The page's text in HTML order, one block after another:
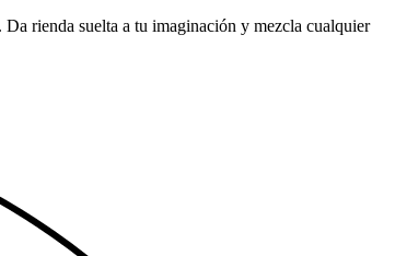
rienda suelta a tu imaginación y mezcla cualquier